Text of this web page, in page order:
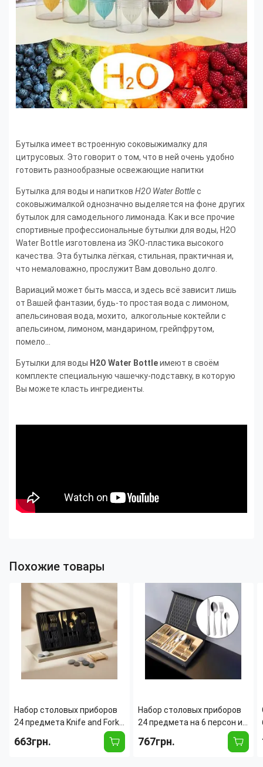
Бутылка имеет встроенную соковыжималку для
цитрусовых. Это говорит о том, что в ней очень удобно
готовить разнообразные освежающие напитки
Бутылка для воды и напитков H2O Water Bottleс
соковыжималкой однозначно выделяется на фоне других
бутылок для самодельного лимонада. Как и все прочие
спортивные профессиональные бутылки для воды, H2O
Water Bottle изготовлена из ЭКО-пластика высокого
качества. Эта бутылка лёгкая, стильная, практичная и,
что немаловажно, прослужит Вам довольно долго.
Вариаций может быть масса, и здесь всё зависит лишь
от Вашей фантазии, будь-то простая вода с лимоном,
апельсиновая вода, мохито, алкогольные коктейли с
апельсином, лимоном, мандарином, грейпфрутом,
помело...
Бутылки для воды H2O Water Bottleимеют в своём
комплекте специальную чашечку-подставку, в которую
Вы можете класть ингредиенты.
Похожие товары
Набор столовых приборов
24 предмета Knife and Fork
нержавеющей стали
663грн.
Набор столовых приборов
24 предмета на 6 персон из
нержавеющей стали YC
0101, зеркальная
767грн.